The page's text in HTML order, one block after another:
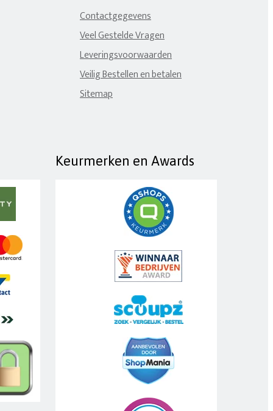
Contactgegevens
Veel Gestelde Vragen
Leveringsvoorwaarden
Veilig Bestellen en betalen
Sitemap
Keurmerken en Awards